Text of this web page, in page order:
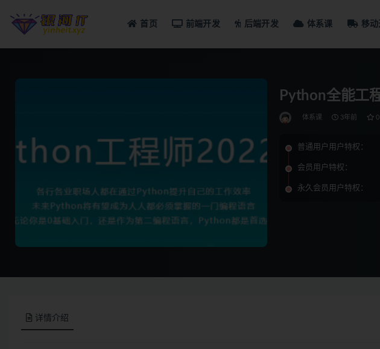
首页 前端开发 后端开发 体系课 移动
Python全能工
体系课 3年前 0
普通用户用户特权：
会员用户特权：
永久会员用户特权：
详情介绍